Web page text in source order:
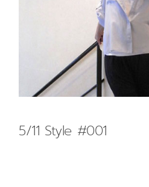
5/11 Style #001